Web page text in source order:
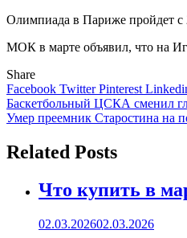
Олимпиада в Париже пройдет с
МОК в марте объявил, что на
Share
Facebook TwitterPinterest
Навигация
по
записям
Баскетбольный ЦСКА сменил
Умер преемник Старостина на
Related Posts
Что купить в
02.03.202602.03.2026